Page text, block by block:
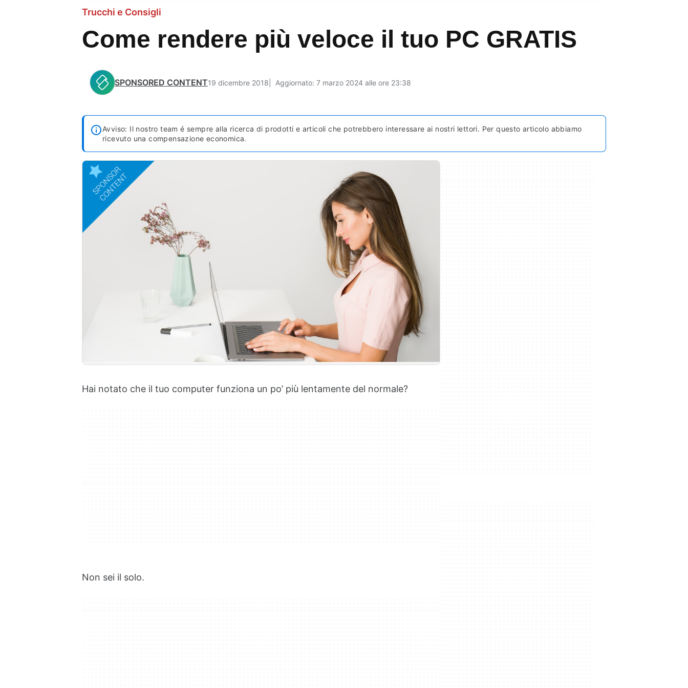
Trucchi e Consigli
Come rendere più veloce il tuo PC GRATIS
SPONSORED CONTENT19 dicembre 2018 Aggiornato: 7 marzo 2024 alle ore 23:38
Avviso: Il nostro team é sempre alla ricerca di prodotti e articoli che potrebbero interessare ai nostri lettori. Per questo articolo abbiamo
ricevuto una compensazione economica.
Hai notato che il tuo computer funziona un po’ più lentamente del normale?
Non sei il solo.